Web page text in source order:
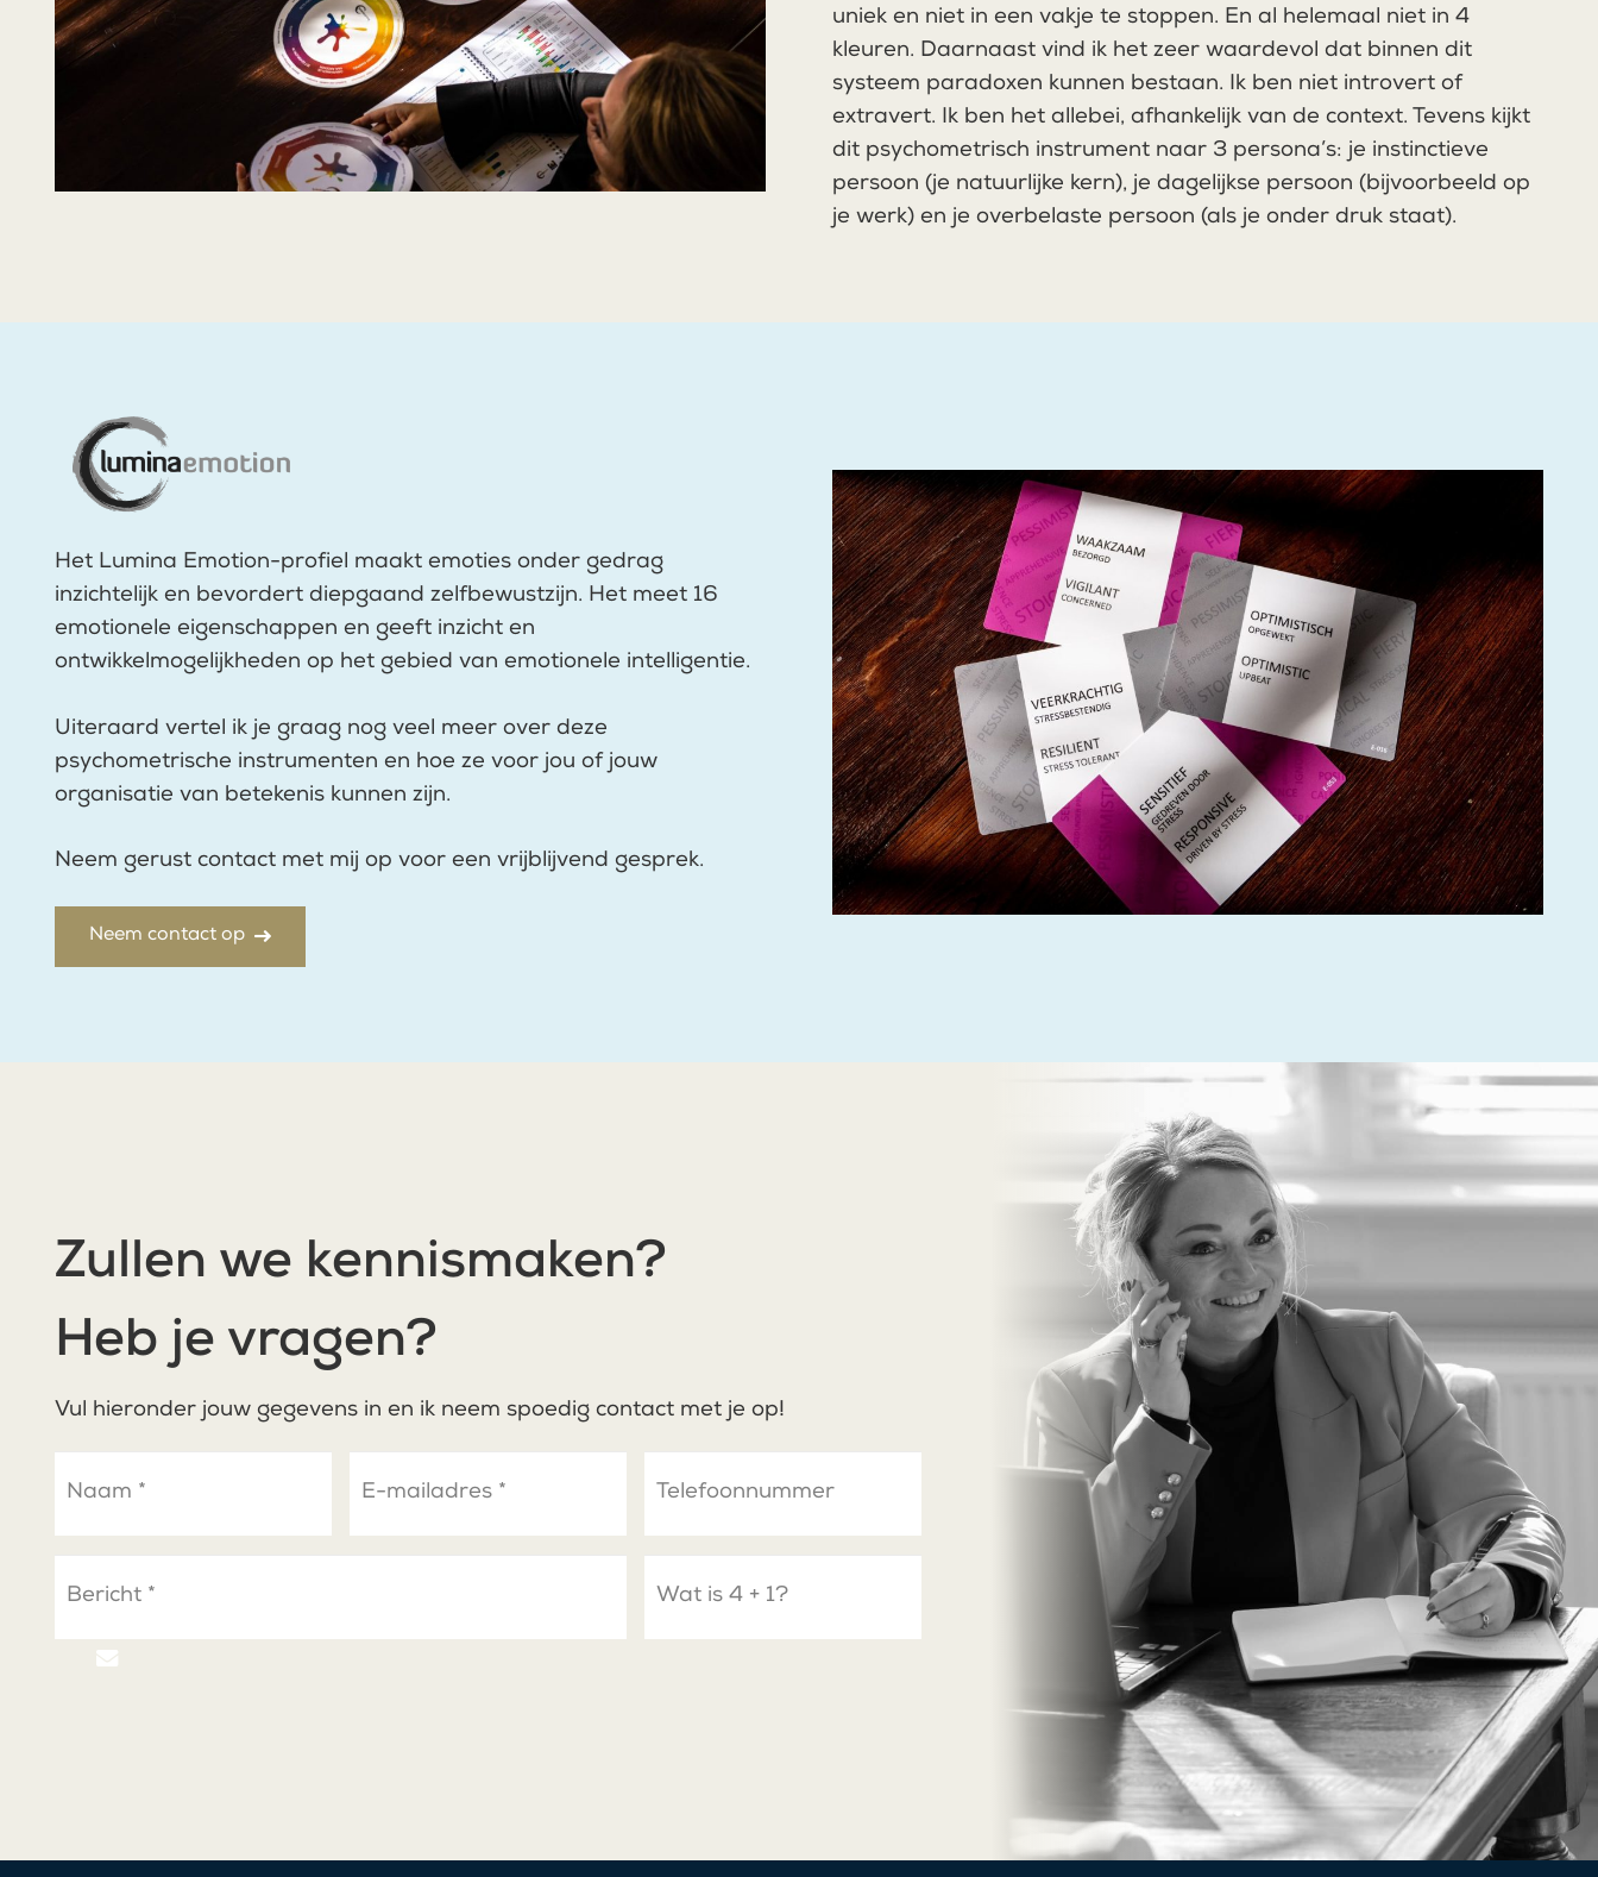
uniek en niet in een vakje te stoppen. En al helemaal niet in 4
kleuren. Daarnaast vind ik het zeer waardevol dat binnen dit
systeem paradoxen kunnen bestaan. Ik ben niet introvert of
extravert. Ik ben het allebei, afhankelijk van de context. Tevens kijkt
dit psychometrisch instrument naar 3 persona’s: je instinctieve
persoon (je natuurlijke kern), je dagelijkse persoon (bijvoorbeeld op
je werk) en je overbelaste persoon (als je onder druk staat).
Het Lumina Emotion-profiel maakt emoties onder gedrag
inzichtelijk en bevordert diepgaand zelfbewustzijn. Het meet 16
emotionele eigenschappen en geeft inzicht en
ontwikkelmogelijkheden op het gebied van emotionele intelligentie.
Uiteraard vertel ik je graag nog veel meer over deze
psychometrische instrumenten en hoe ze voor jou of jouw
organisatie van betekenis kunnen zijn.
Neem gerust contact met mij op voor een vrijblijvend gesprek.
Neem contact op
Zullen we kennismaken?
Heb je vragen?
Vul hieronder jouw gegevens in en ik neem spoedig contact met je op!
mailadres
*